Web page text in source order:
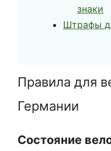
знаки
Штрафы
Правила для
Германии
Состояние